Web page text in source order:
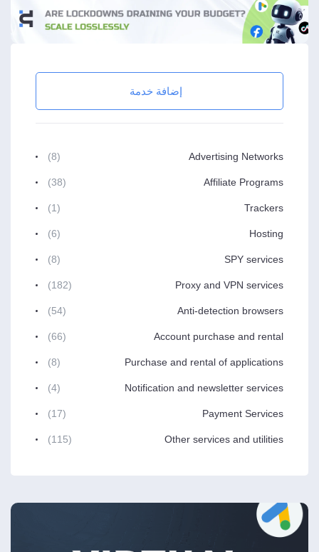
إضافة خدمة
Advertising Networks
(8)
Affiliate Programs
(38)
Trackers
(1)
Hosting
(6)
SPY services
(8)
Proxy and VPN services
(182)
Anti-detection browsers
(54)
Account purchase and rental
(66)
Purchase and rental of applications
(8)
Notification and newsletter services
(4)
Payment Services
(17)
Other services and utilities
(115)